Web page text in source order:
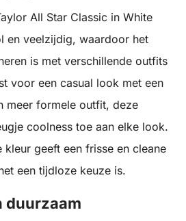
All Star Classic in White
en veelzijdig, waardoor het
is met verschillende outfits
voor een casual look met een
meer formele outfit, deze
coolness toe aan elke look.
geeft een frisse en cleane
een tijdloze keuze is.
duurzaam